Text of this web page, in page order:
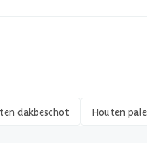
Fijnbezaagd
dakbeschot Houten